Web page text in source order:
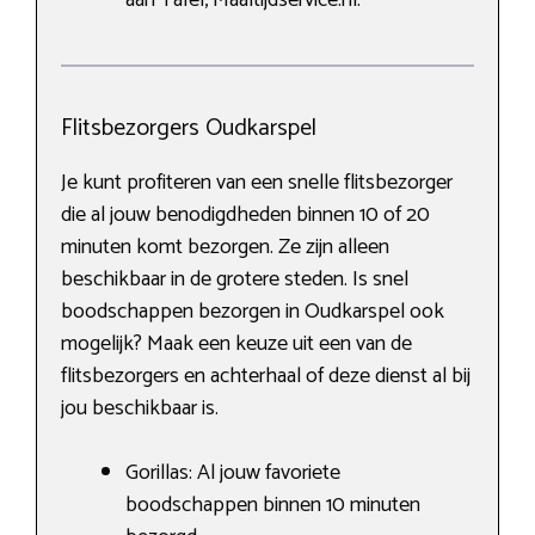
Flitsbezorgers Oudkarspel
Je kunt profiteren van een snelle flitsbezorger
die al jouw benodigdheden binnen 10 of 20
minuten komt bezorgen. Ze zijn alleen
beschikbaar in de grotere steden. Is snel
boodschappen bezorgen in Oudkarspel ook
mogelijk? Maak een keuze uit een van de
flitsbezorgers en achterhaal of deze dienst al bij
jou beschikbaar is.
Gorillas: Al jouw favoriete
boodschappen binnen 10 minuten